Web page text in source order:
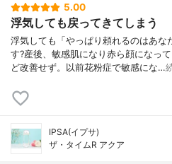
5.00
浮気しても戻ってきてしまう
浮気しても「やっぱり頼れるのはあ
す?産後、敏感肌になり赤ら顔になっ
ど改善せず。以前花粉症で敏感にな…
IPSA(イプサ)
ザ・タイムR アクア